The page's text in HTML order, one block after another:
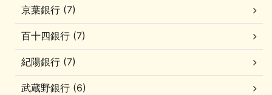
京葉銀行 (7)
百十四銀行 (7)
紀陽銀行 (7)
武蔵野銀行 (6)